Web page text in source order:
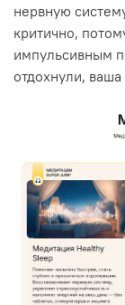
нервную
критично,
импульсивным
отдохнули,